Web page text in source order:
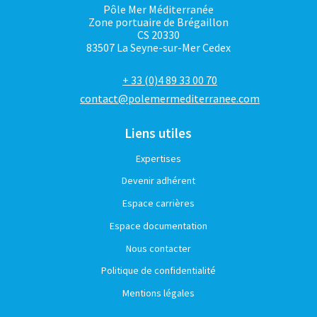
Pôle Mer Méditerranée
Zone portuaire de Brégaillon
CS 20330
83507 La Seyne-sur-Mer Cedex
+ 33 (0)4 89 33 00 70
contact@polemermediterranee.com
Liens utiles
Expertises
Devenir adhérent
Espace carrières
Espace documentation
Nous contacter
Politique de confidentialité
Mentions légales